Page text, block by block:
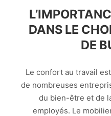
DANS LE
DE
Le confort au travail
de nombreuses
du bien-être et de
employés. Le